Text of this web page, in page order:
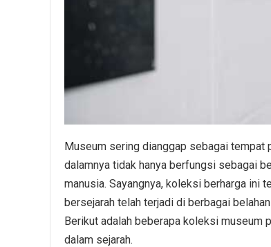
Museum sering dianggap sebagai tempat
dalamnya tidak hanya berfungsi sebagai
manusia. Sayangnya, koleksi berharga ini
bersejarah telah terjadi di berbagai
Berikut adalah beberapa koleksi museum
dalam sejarah.